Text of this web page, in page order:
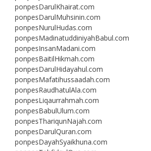
ponpesDarulKhairat.com
ponpesDarulMuhsinin.com
ponpesNurulHudas.com
ponpesMadinatuddiniyahBabul.com
ponpesInsanMadani.com
ponpesBaitilHikmah.com
ponpesDarulHidayahul.com
ponpesMafatihussaadah.com
ponpesRaudhatulAla.com
ponpesLiqaurrahmah.com
ponpesBabulUlum.com
ponpesThariqunNajah.com
ponpesDarulQuran.com
ponpesDayahSyaikhuna.com